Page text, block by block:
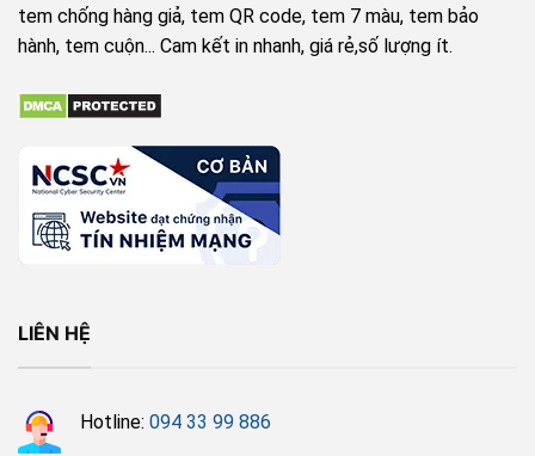
tem chống hàng giả, tem QR code, tem 7 màu, tem bảo
hành, tem cuộn... Cam kết in nhanh, giá rẻ,số lượng ít.
LIÊN HỆ
Hotline: 094 33 99 886